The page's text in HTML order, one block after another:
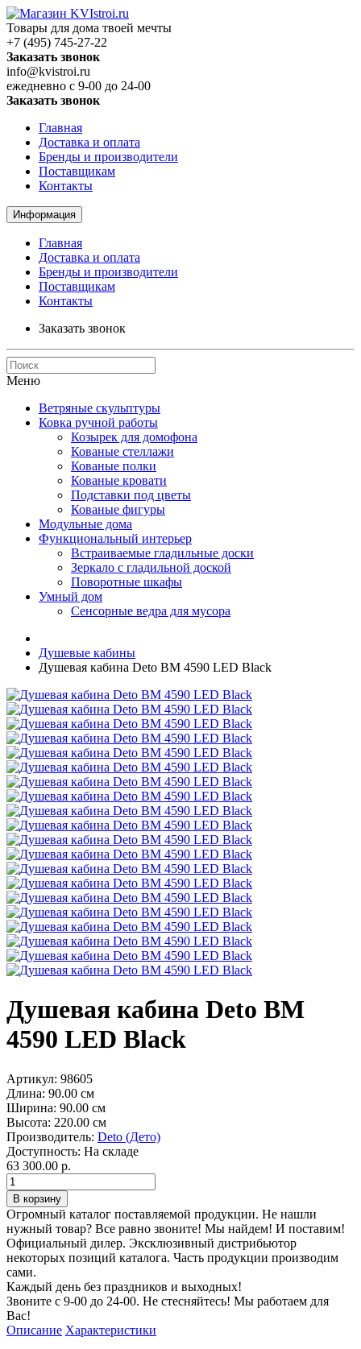
Товары для дома твоей мечты
+7 (495) 745-27-22
Заказать звонок
info@kvistroi.ru
ежедневно с 9-00 до 24-00
Заказать звонок
Главная
Доставка и оплата
Бренды и производители
Поставщикам
Контакты
Информация
Главная
Доставка и оплата
Бренды и производители
Поставщикам
Контакты
Заказать звонок
Меню
Ветряные скульптуры
Ковка ручной работы
Козырек для домофона
Кованые стеллажи
Кованые полки
Кованые кровати
Подставки под цветы
Кованые фигуры
Модульные дома
Функциональный интерьер
Встраиваемые гладильные доски
Зеркало с гладильной доской
Поворотные шкафы
Умный дом
Сенсорные ведра для мусора
Душевые кабины
Душевая кабина Deto BМ 4590 LED Black
Душевая кабина Deto BМ
4590 LED Black
Артикул: 98605
Длина: 90.00 см
Ширина: 90.00 см
Высота: 220.00 см
Производитель: Deto (Дето)
Доступность: На складе
63 300.00 р.
Огромный каталог поставляемой продукции. Не нашли
нужный товар? Все равно звоните! Мы найдем! И поставим!
Официальный дилер. Эксклюзивный дистрибьютор
некоторых позиций каталога. Часть продукции производим
сами.
Каждый день без праздников и выходных!
Звоните с 9-00 до 24-00. Не стесняйтесь! Мы работаем для
Вас!
Описание Характеристики